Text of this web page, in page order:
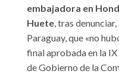
embajadora en
Huete, tras
Paraguay, que «no
final aprobada en la
de Gobierno de la